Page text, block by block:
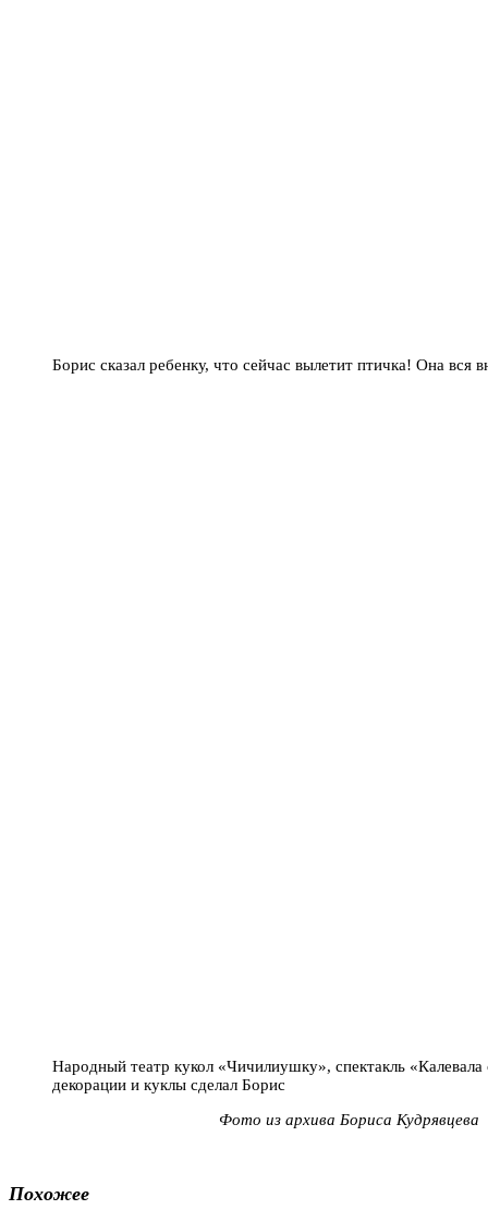
Борис сказал ребенку, что сейчас вылетит птичка! Она вся
Народный театр кукол «Чичилиушку», спектакль
декорации и куклы сделал Борис
Фото из архива Бориса Кудрявцева
Похожее